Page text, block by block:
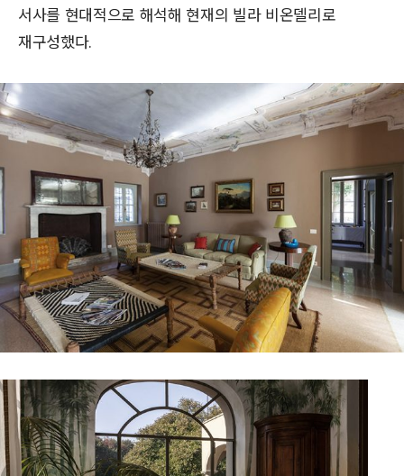
서사를 현대적으로 해석해 현재의 빌라 비온델리로
재구성했다.